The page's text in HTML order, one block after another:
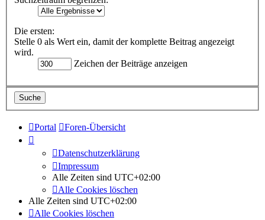
Die ersten:
Stelle 0 als Wert ein, damit der komplette Beitrag angezeigt
wird.
Zeichen der Beiträge anzeigen
Portal Foren-Übersicht
Datenschutzerklärung
Impressum
Alle Zeiten sind UTC+02:00
Alle Cookies löschen
Alle Zeiten sind UTC+02:00
Alle Cookies löschen